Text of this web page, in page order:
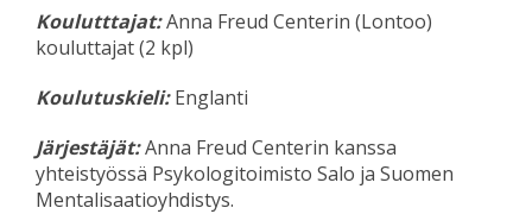
Koulutttajat:Anna Freud Centerin (Lontoo)
kouluttajat (2 kpl)
Koulutuskieli:Englanti
Järjestäjät:Anna Freud Centerin kanssa
yhteistyössä Psykologitoimisto Salo ja Suomen
Mentalisaatioyhdistys.